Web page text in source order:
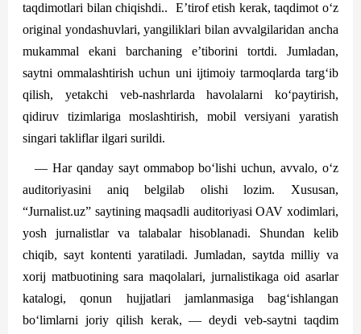
taqdimotlari bilan chiqishdi..
E’tirof etish kerak, taqdimot o‘z
original yondashuvlari, yangiliklari bilan avvalgilaridan ancha
mukammal ekani barchaning e’tiborini tortdi. Jumladan,
saytni omma­lashtirish uchun uni ijtimoiy tarmoqlarda targ‘ib
qilish, yetakchi veb-nashrlarda havolalarni ko‘paytirish,
qidiruv tizimlariga moslashtirish, mobil versiyani yaratish
singari takliflar ilgari surildi.
— Har qanday sayt ommabop bo‘lishi uchun, avvalo, o‘z
auditoriyasini aniq belgilab olishi lozim. Xususan,
“Jurnalist.uz” saytining maqsadli auditoriyasi OAV xodimlari,
yosh jurnalistlar va talabalar hisoblanadi. Shundan kelib
chiqib, sayt kontenti yaratiladi. Jumladan, sayt­da milliy va
xorij matbuotining sara maqolalari, jurnalistikaga oid asarlar
katalogi, qonun hujjatlari jamlanmasiga bag‘ishlangan
bo‘limlarni joriy qilish kerak, — deydi veb-saytni taqdim